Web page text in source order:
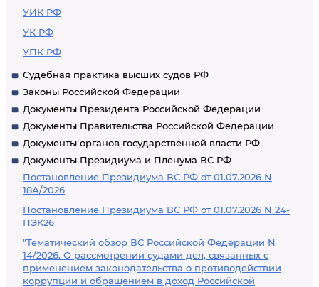
УИК РФ
УК РФ
УПК РФ
Судебная практика высших судов РФ
Законы Российской Федерации
Документы Президента Российской Федерации
Документы Правительства Российской Федерации
Документы органов государственной власти РФ
Документы Президиума и Пленума ВС РФ
Постановление Президиума ВС РФ от 01.07.2026 N
18А/2026
Постановление Президиума ВС РФ от 01.07.2026 N 24-
ПЭК26
"Тематический обзор ВС Российской Федерации N
14/2026. О рассмотрении судами дел, связанных с
применением законодательства о противодействии
коррупции и обращением в доход Российской